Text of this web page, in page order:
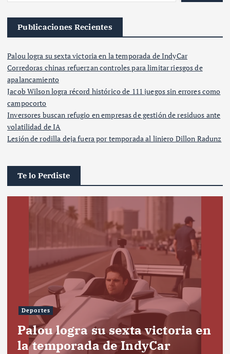
Publicaciones Recientes
Palou logra su sexta victoria en la temporada de IndyCar
Corredoras chinas refuerzan controles para limitar riesgos de
apalancamiento
Jacob Wilson logra récord histórico de 111 juegos sin errores como
campocorto
Inversores buscan refugio en empresas de gestión de residuos ante
volatilidad de IA
Lesión de rodilla deja fuera por temporada al liniero Dillon Radunz
Te lo Perdiste
Deportes
Palou logra su sexta victoria en
la temporada de IndyCar